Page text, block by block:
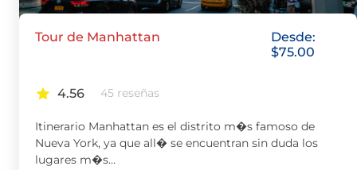
Tour de Manhattan
Desde:
$75.00
4.56 45 reseñas
Itinerario Manhattan es el distrito m�s famoso de
Nueva York, ya que all� se encuentran sin duda los
lugares m�s…